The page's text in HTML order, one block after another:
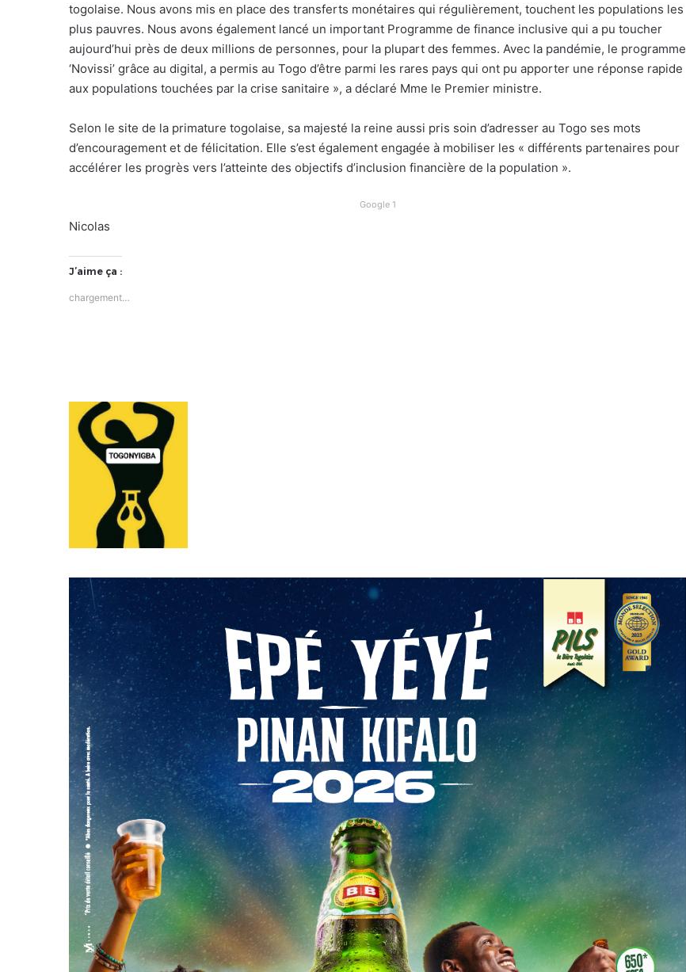
togolaise. Nous avons mis en place des transferts monétaires qui régulièrement, touchent les populations les
plus pauvres. Nous avons également lancé un important Programme de finance inclusive qui a pu toucher
aujourd’hui près de deux millions de personnes, pour la plupart des femmes. Avec la pandémie, le programme
‘Novissi’ grâce au digital, a permis au Togo d’être parmi les rares pays qui ont pu apporter une réponse rapide
aux populations touchées par la crise sanitaire », a déclaré Mme le Premier ministre.
Selon le site de la primature togolaise, sa majesté la reine aussi pris soin d’adresser au Togo ses mots
d’encouragement et de félicitation. Elle s’est également engagée à mobiliser les « différents partenaires pour
accélérer les progrès vers l’atteinte des objectifs d’inclusion financière de la population ».
Google 1
Nicolas
J’aime ça :
chargement…